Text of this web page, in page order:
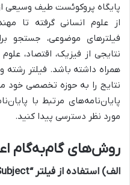
پایگاه پروکوئست طیف وسیعی
از علوم انسانی گرفته تا
فیلترهای موضوعی، جستجو
نتایجی از فیزیک، اقتصاد،
همراه داشته باشد. فیلتر
نتایج را به حوزه تخصصی خود
پایان‌نامه‌های مرتبط با
مورد نظر دسترسی پیدا کنید.
روش‌های گام‌به‌گام
الف) استفاده از فیلتر “Subject” در ستون کناری صفحه نتایج